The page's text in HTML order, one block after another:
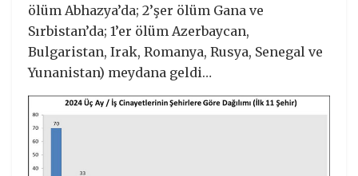
ölüm Abhazya’da; 2’şer ölüm Gana ve
Sırbistan’da; 1’er ölüm Azerbaycan,
Bulgaristan, Irak, Romanya, Rusya, Senegal ve
Yunanistan) meydana geldi…